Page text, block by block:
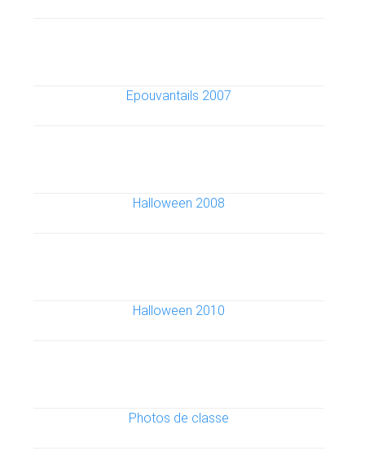
Epouvantails 2007
Halloween 2008
Halloween 2010
Photos de classe